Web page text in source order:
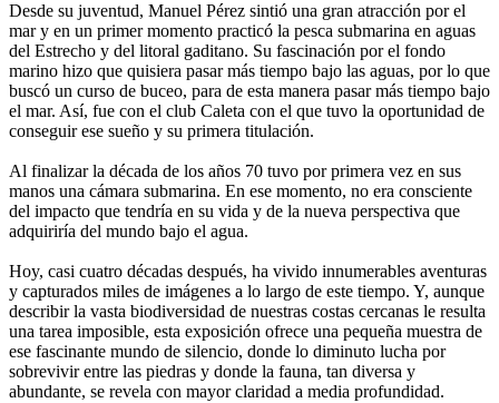
Desde su juventud, Manuel Pérez sintió una gran atracción por el
mar y en un primer momento practicó la pesca submarina en aguas
del Estrecho y del litoral gaditano. Su fascinación por el fondo
marino hizo que quisiera pasar más tiempo bajo las aguas, por lo que
buscó un curso de buceo, para de esta manera pasar más tiempo bajo
el mar. Así, fue con el club Caleta con el que tuvo la oportunidad de
conseguir ese sueño y su primera titulación.
Al finalizar la década de los años 70 tuvo por primera vez en sus
manos una cámara submarina. En ese momento, no era consciente
del impacto que tendría en su vida y de la nueva perspectiva que
adquiriría del mundo bajo el agua.
Hoy, casi cuatro décadas después, ha vivido innumerables aventuras
y capturados miles de imágenes a lo largo de este tiempo. Y, aunque
describir la vasta biodiversidad de nuestras costas cercanas le resulta
una tarea imposible, esta exposición ofrece una pequeña muestra de
ese fascinante mundo de silencio, donde lo diminuto lucha por
sobrevivir entre las piedras y donde la fauna, tan diversa y
abundante, se revela con mayor claridad a media profundidad.